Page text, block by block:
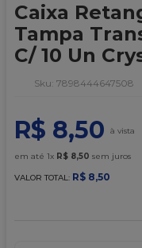
Caixa
Tampa
C/ 10 Un
: 7898444647508
R$ 8,50
em até 1x R$ 8,50 sem juros
VALOR TOTAL: R$ 8,50
6º
sacola
7 º
granulado
10º chocolate